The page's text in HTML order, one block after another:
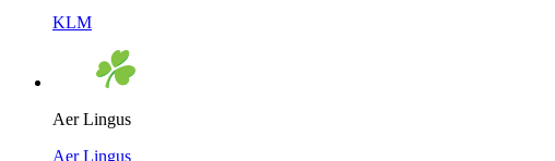
KLM
Aer Lingus
Aer Lingus